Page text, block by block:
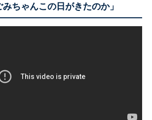
みちゃんこの日がきたのか」